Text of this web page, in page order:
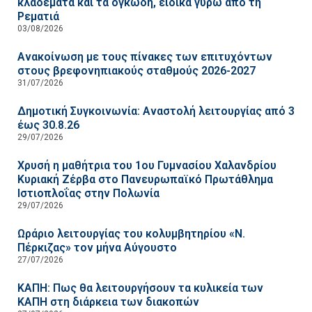
Ρεματιά
03/08/2026
Ανακοίνωση με τους πίνακες των επιτυχόντων
στους βρεφονηπιακούς σταθμούς 2026-2027
31/07/2026
Δημοτική Συγκοινωνία: Αναστολή λειτουργίας από 3
έως 30.8.26
29/07/2026
Χρυσή η μαθήτρια του 1ου Γυμνασίου Χαλανδρίου
Κυριακή Ζέρβα στο Πανευρωπαϊκό Πρωτάθλημα
Ιστιοπλοΐας στην Πολωνία
29/07/2026
Ωράριο λειτουργίας του κολυμβητηρίου «Ν.
Πέρκιζας» τον μήνα Αύγουστο
27/07/2026
ΚΑΠΗ: Πως θα λειτουργήσουν τα κυλικεία των
ΚΑΠΗ στη διάρκεια των διακοπών